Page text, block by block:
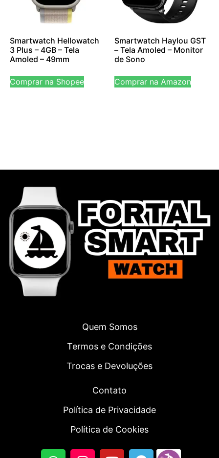
Smartwatch Hellowatch
3 Plus – 4GB – Tela
Amoled – 49mm
Comprar na Shopee
Smartwatch Haylou GST
– Tela Amoled – Monitor
de Sono
Comprar na Amazon
Quem Somos
Termos e Condições
Trocas e Devoluções
Contato
Política de Privacidade
Política de Cookies